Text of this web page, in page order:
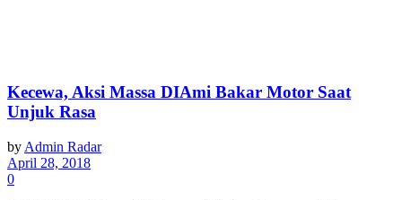
Kecewa, Aksi Massa DIAmi Bakar Motor Saat
Unjuk Rasa
by Admin Radar
April 28, 2018
0